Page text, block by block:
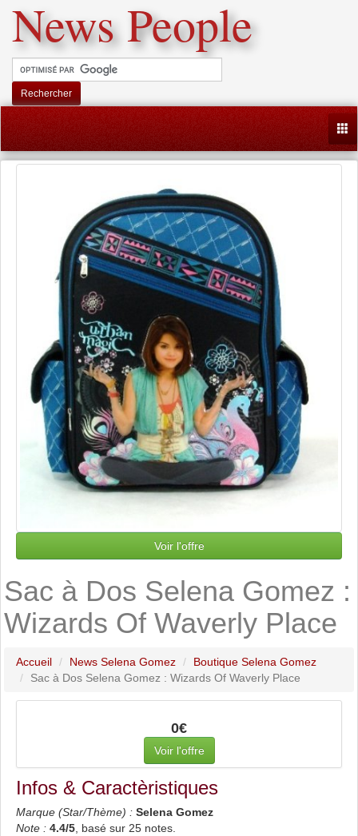
News People
Rechercher
Voir l'offre
Sac à Dos Selena Gomez :
Wizards Of Waverly Place
Accueil News Selena Gomez
Boutique Selena Gomez
Sac à Dos Selena Gomez : Wizards Of Waverly Place
0€
Voir l'offre
Infos & Caractèristiques
Marque (Star/Thème) : Selena Gomez
Note : 4.4/5, basé sur 25 notes.